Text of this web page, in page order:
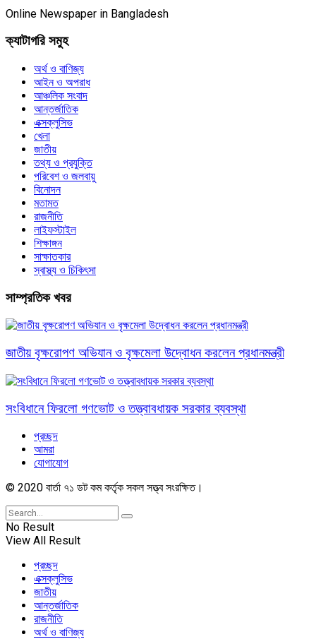
Online Newspaper in Bangladesh
ক্যাটাগরি সমুহ
অর্থ ও বাণিজ্য
আইন ও অপরাধ
আঞ্চলিক সংবাদ
আন্তর্জাতিক
এক্সক্লুসিভ
খেলা
জাতীয়
তথ্য ও প্রযুক্তি
পরিবেশ ও জলবায়ু
বিনোদন
মতামত
রাজনীতি
লাইফস্টাইল
শিক্ষাঙ্গন
সাক্ষাতকার
স্বাস্থ্য ও চিকিৎসা
সাম্প্রতিক খবর
জাতীয় বৃক্ষরোপণ অভিযান ও বৃক্ষমেলা উদ্বোধন করলেন প্রধানমন্ত্রী
সংবিধানে ফিরলো গণভোট ও তত্ত্বাবধায়ক সরকার ব্যবস্থা
প্রচ্ছদ
আমরা
যোগাযোগ
© 2020 বার্তা ৭১ ডট কম কর্তৃক সকল সত্ত্ব সংরক্ষিত।
No Result
View All Result
প্রচ্ছদ
এক্সক্লুসিভ
জাতীয়
আন্তর্জাতিক
রাজনীতি
অর্থ ও বাণিজ্য